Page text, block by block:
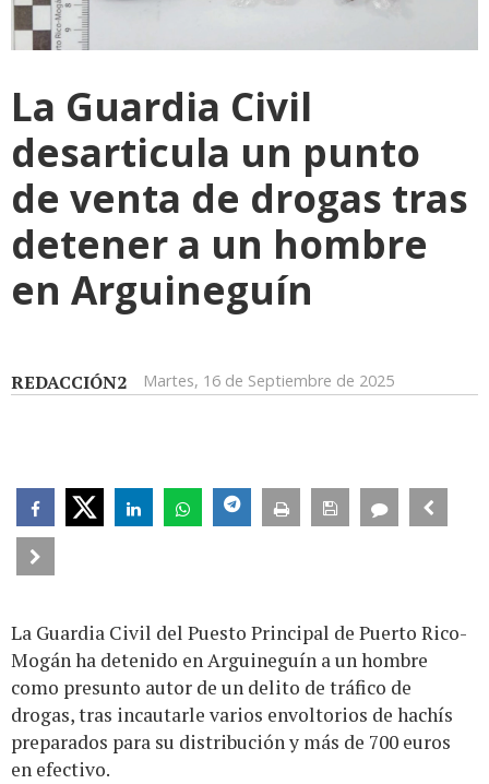
La Guardia Civil
desarticula un punto
de venta de drogas tras
detener a un hombre
en Arguineguín
REDACCIÓN2 Martes, 16 de Septiembre de 2025
La Guardia Civil del Puesto Principal de Puerto Rico-
Mogán ha detenido en Arguineguín a un hombre
como presunto autor de un delito de tráfico de
drogas, tras incautarle varios envoltorios de hachís
preparados para su distribución y más de 700 euros
en efectivo.